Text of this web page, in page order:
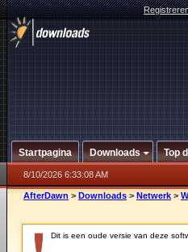
Startpagina Downloads Top
8/10/2026 6:33:08 AM
AfterDawn > Downloads > Netwerk >
Dit is een oude versie van deze